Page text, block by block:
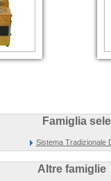
Famiglia
Sistema Tradizionale
Altre famiglie